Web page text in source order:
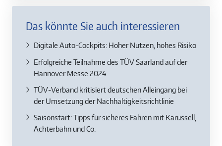
Das könnte Sie auch interessieren
Digitale Auto-Cockpits: Hoher Nutzen, hohes Risiko
Erfolgreiche Teilnahme des TÜV Saarland auf der
Hannover Messe 2024
TÜV-Verband kritisiert deutschen Alleingang bei
der Umsetzung der Nachhaltigkeitsrichtlinie
Saisonstart: Tipps für sicheres Fahren mit Karussell,
Achterbahn und Co.